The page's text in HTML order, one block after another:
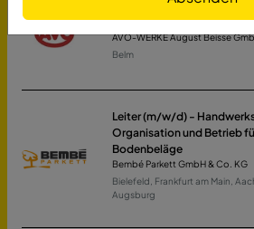
Gebietsleiter (m/w/d) im
Rheinland-Pfalz
AVO-WERKE August Beisse
Belm
Leiter (m/w/d) -
Organisation und Betrieb
Bodenbeläge
Bembé Parkett GmbH & Co. KG
Bielefeld, Frankfurt am Main,
Augsburg